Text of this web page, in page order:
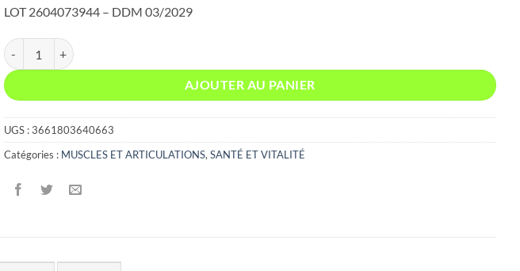
LOT 2604073944 – DDM 03/2029
quantité de PAVY SULFOCHONDRINE + 60 COMPRIMES (FLEXICHONDRINE +)
AJOUTER AU PANIER
UGS :3661803640663
Catégories : MUSCLES ET ARTICULATIONS, SANTÉ ET VITALITÉ